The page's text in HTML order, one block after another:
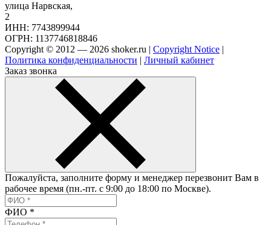
улица Нарвская,
2
ИНН: 7743899944
ОГРН: 1137746818846
Copyright © 2012 — 2026 shoker.ru | Copyright Notice |
Политика конфиденциальности | Личный кабинет
Заказ звонка
Пожалуйста, заполните форму и менеджер перезвонит Вам в
рабочее время (пн.-пт. с 9:00 до 18:00 по Москве).
ФИО *